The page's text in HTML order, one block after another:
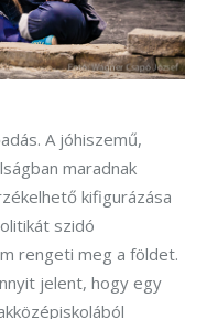
A jóhiszemű,
maradnak
kifigurázása
szidó
rengeti meg a földet.
jelent, hogy egy